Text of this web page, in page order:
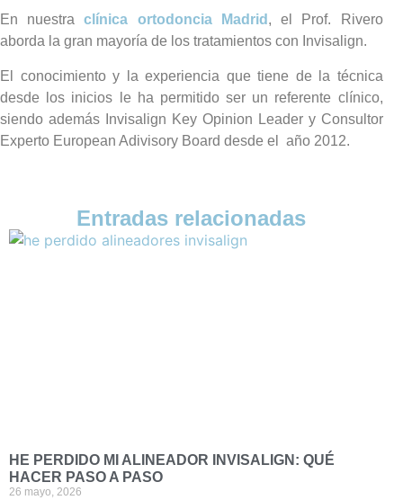
En nuestraclínica ortodoncia Madrid , el Prof. Rivero
aborda la gran mayoría de los tratamientos con Invisalign.
El conocimiento y la experiencia que tiene de la técnica
desde los inicios le ha permitido ser un referente clínico,
siendo además Invisalign Key Opinion Leader y Consultor
Experto European Adivisory Board desde el año 2012.
Entradas relacionadas
HE PERDIDO MI ALINEADOR INVISALIGN: QUÉ
HACER PASO A PASO
26 mayo, 2026